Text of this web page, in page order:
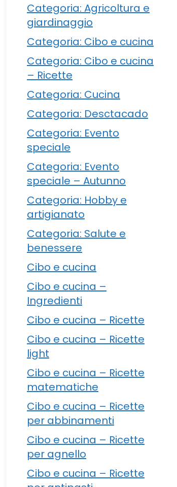
Categoria: Agricoltura e
giardinaggio
Categoria: Cibo e cucina
Categoria: Cibo e cucina
– Ricette
Categoria: Cucina
Categoria: Desctacado
Categoria: Evento
speciale
Categoria: Evento
speciale – Autunno
Categoria: Hobby e
artigianato
Categoria: Salute e
benessere
Cibo e cucina
Cibo e cucina –
Ingredienti
Cibo e cucina – Ricette
Cibo e cucina – Ricette
light
Cibo e cucina – Ricette
matematiche
Cibo e cucina – Ricette
per abbinamenti
Cibo e cucina – Ricette
per agnello
Cibo e cucina – Ricette